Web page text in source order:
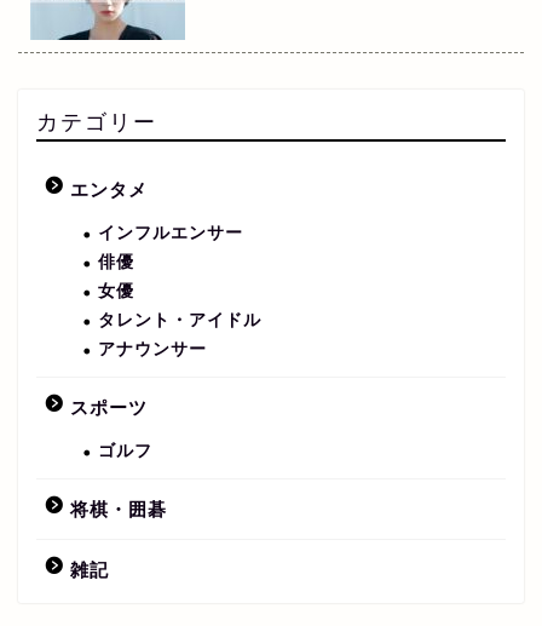
カテゴリー
エンタメ
インフルエンサー
俳優
女優
タレント・アイドル
アナウンサー
スポーツ
ゴルフ
将棋・囲碁
雑記